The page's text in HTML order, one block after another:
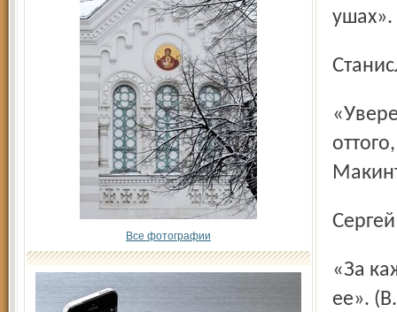
Все фотографии
ушах».
«Уверенность приходит не оттого, что ты всегда прав, а
«За каждой вещью в мире Нам слаще гнаться, чем иметь
ее».